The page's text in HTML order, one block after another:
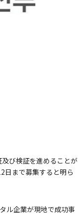
び検証を進めることが
日まで募集すると明ら
ル企業が現地で成功事